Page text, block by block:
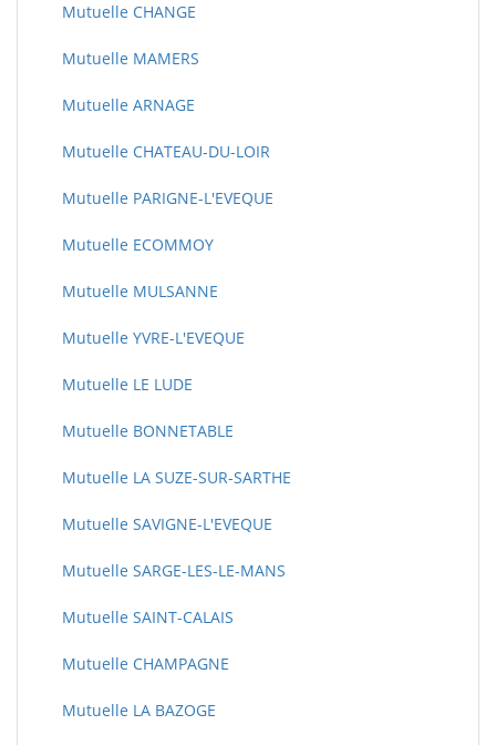
Mutuelle CHANGE
Mutuelle MAMERS
Mutuelle ARNAGE
Mutuelle CHATEAU-DU-LOIR
Mutuelle PARIGNE-L'EVEQUE
Mutuelle ECOMMOY
Mutuelle MULSANNE
Mutuelle YVRE-L'EVEQUE
Mutuelle LE LUDE
Mutuelle BONNETABLE
Mutuelle LA SUZE-SUR-SARTHE
Mutuelle SAVIGNE-L'EVEQUE
Mutuelle SARGE-LES-LE-MANS
Mutuelle SAINT-CALAIS
Mutuelle CHAMPAGNE
Mutuelle LA BAZOGE